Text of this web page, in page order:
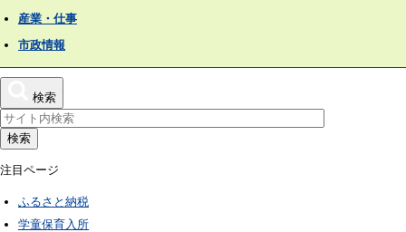
産業・仕事
市政情報
検索
検索
注目ページ
ふるさと納税
学童保育入所